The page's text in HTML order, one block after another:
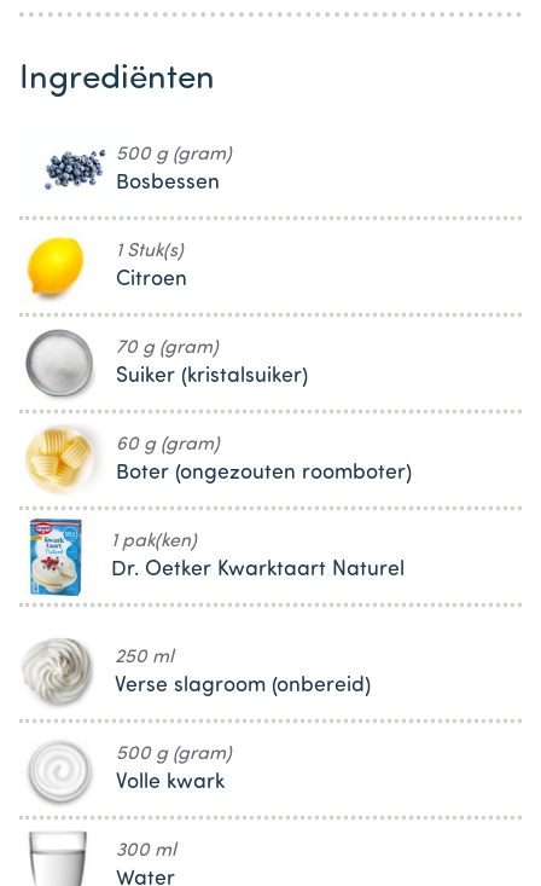
Ingrediënten
500 g (gram)
Bosbessen
1 Stuk(s)
Citroen
70 g (gram)
Suiker (kristalsuiker)
60 g (gram)
Boter (ongezouten roomboter)
1 pak(ken)
Dr. Oetker Kwarktaart Naturel
250 ml
Verse slagroom (onbereid)
500 g (gram)
Volle kwark
300 ml
Water